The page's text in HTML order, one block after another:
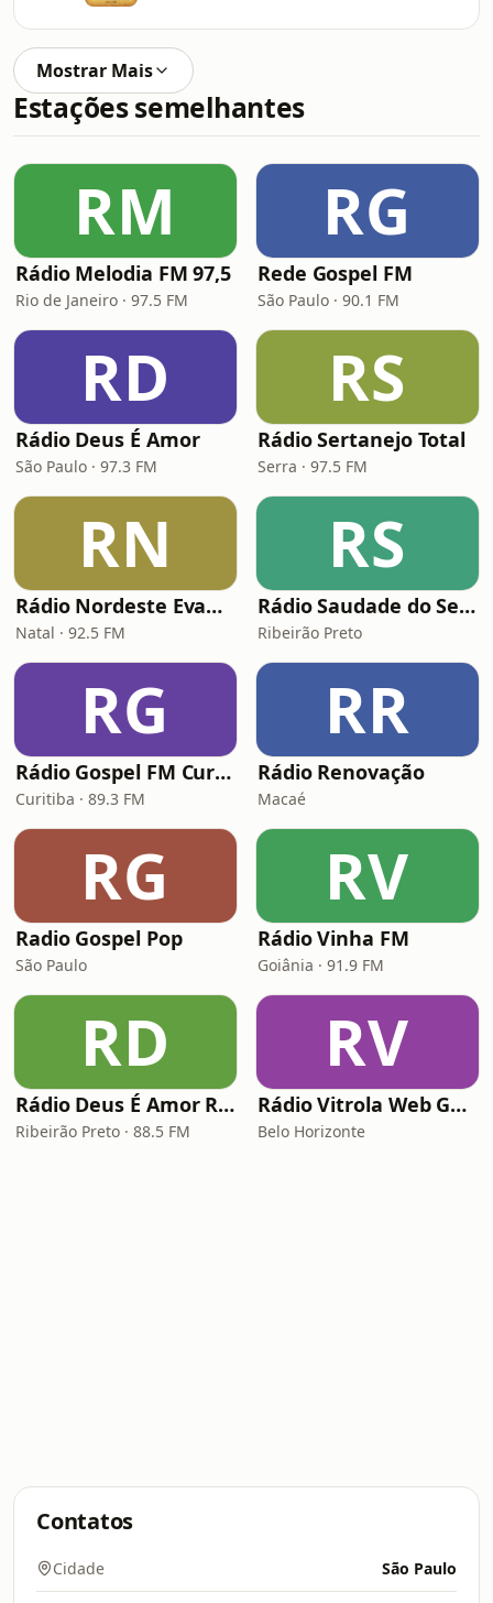
Mostrar Mais
Estações semelhantes
RM
Rádio Melodia FM 97,5
Rio de Janeiro · 97.5 FM
RG
Rede Gospel FM
São Paulo · 90.1 FM
RD
Rádio Deus É Amor
São Paulo · 97.3 FM
RS
Rádio Sertanejo Total
Serra · 97.5 FM
RN
Rádio Nordeste Evangélica
Natal · 92.5 FM
RS
Rádio Saudade do Sertão
Ribeirão Preto
RG
Rádio Gospel FM Curitiba
Curitiba · 89.3 FM
RR
Rádio Renovação
Macaé
RG
Radio Gospel Pop
São Paulo
RV
Rádio Vinha FM
Goiânia · 91.9 FM
RD
Rádio Deus É Amor Ribeirão Preto
Ribeirão Preto · 88.5 FM
RV
Rádio Vitrola Web Gospel
Belo Horizonte
Contatos
Cidade São Paulo